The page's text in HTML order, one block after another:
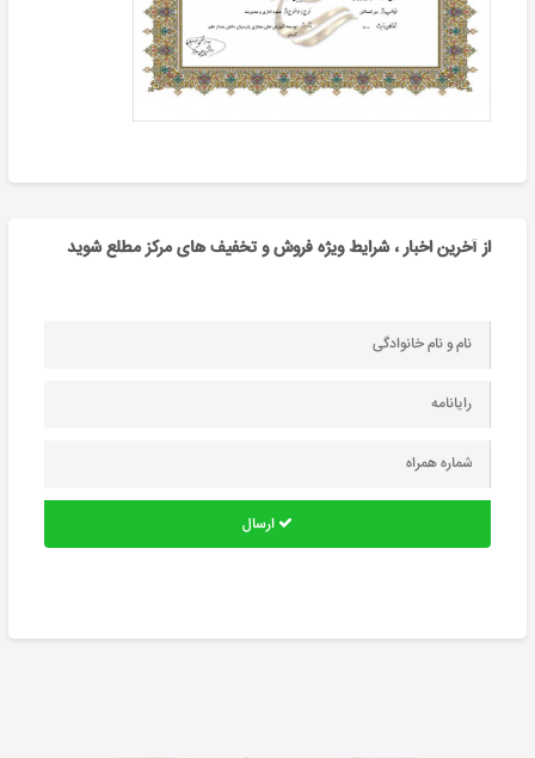
از آخرین اخبار ، شرایط ویژه فروش و تخفیف های مرکز مطلع شوید
ارسال